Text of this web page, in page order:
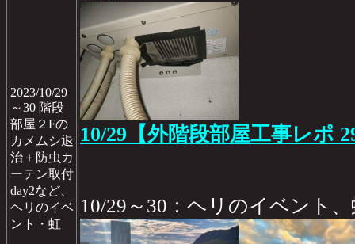
2023/10/29
～30 階段
部屋２Fの
カメムシ退
治＋防虫カ
ーテン取付
day2など、
ヘリのイベ
ント・虹
10/29【外階段部屋工事レポ
10/29～30：ヘリのイベント